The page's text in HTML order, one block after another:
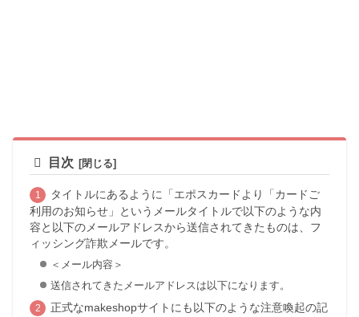
目次
タイトルにあるように「エポスカードより「カードご
利用のお知らせ」というメールタイトルで以下のような内
容と以下のメールアドレスから送信されてきたものは、フ
ィッシング詐欺メールです。
＜メール内容＞
送信されてきたメールアドレスは以下になります。
正式なmakeshopサイトにも以下のような注意喚起の記